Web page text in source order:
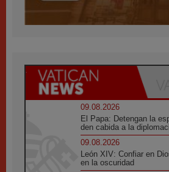
09.08.2026
El Papa: Detengan la
den cabida a la
09.08.2026
León XIV: Confiar en
en la oscuridad